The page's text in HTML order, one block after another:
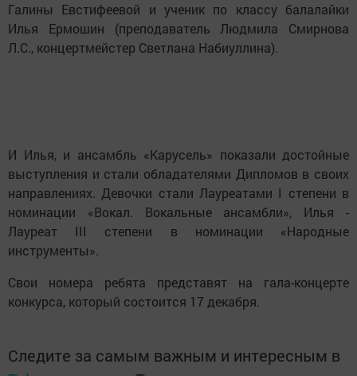
Галины Евстифеевой и ученик по классу балалайки
Илья Ермошин (преподаватель Людмила Смирнова
Л.С., концертмейстер Светлана Набиуллина).
И Илья, и ансамбль «Карусель» показали достойные
выступления и стали обладателями Дипломов в своих
направлениях. Девочки стали Лауреатами I степени в
номинации «Вокал. Вокальные ансамбли», Илья -
Лауреат III степени в номинации «Народные
инструменты».
Свои номера ребята представят на гала-концерте
конкурса, который состоится 17 декабря.
Следите за самым важным и интересным в